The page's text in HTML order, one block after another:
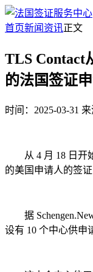
首页新闻资讯正文
TLS Contact
的法国签证
时间：2025-03-31 来
从 4 月 18 日开始
的美国申请人的签
据
设有 10 个中心供申